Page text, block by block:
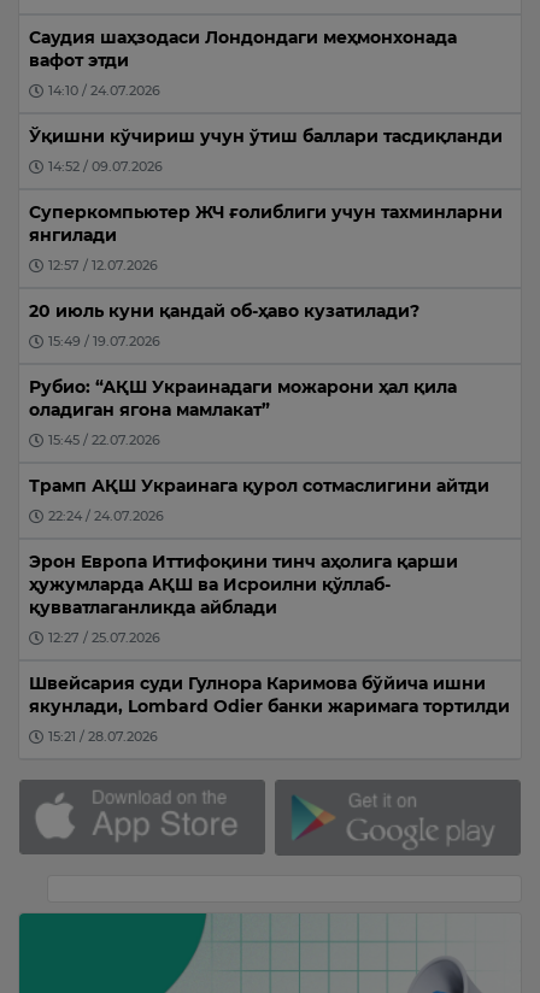
Саудия шаҳзодаси Лондондаги меҳмонхонада
вафот этди
14:10 / 24.07.2026
Ўқишни кўчириш учун ўтиш баллари тасдиқланди
14:52 / 09.07.2026
Суперкомпьютер ЖЧ ғолиблиги учун тахминларни
янгилади
12:57 / 12.07.2026
20 июль куни қандай об-ҳаво кузатилади?
15:49 / 19.07.2026
Рубио: “АҚШ Украинадаги можарони ҳал қила
оладиган ягона мамлакат”
15:45 / 22.07.2026
Трамп АҚШ Украинага қурол сотмаслигини айтди
22:24 / 24.07.2026
Эрон Европа Иттифоқини тинч аҳолига қарши
ҳужумларда АҚШ ва Исроилни қўллаб-
қувватлаганликда айблади
12:27 / 25.07.2026
Швейсария суди Гулнора Каримова бўйича ишни
якунлади, Lombard Odier банки жаримага тортилди
15:21 / 28.07.2026